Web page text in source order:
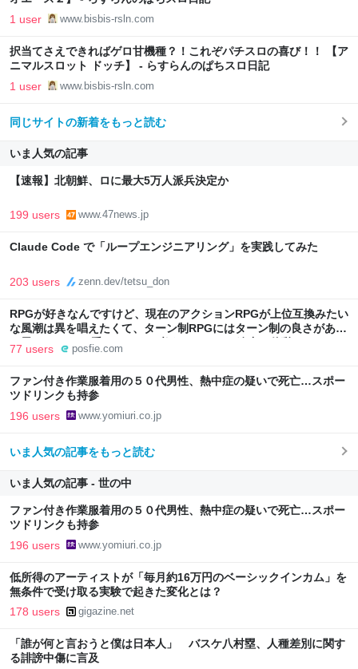
1 user www.bisbis-rsln.com
択当てさえできればゲロ甘機種？！これぞパチスロの喜び！！ 【ア
ニマルスロット ドッチ】 - らすらんのぱちスロ日記
1 user www.bisbis-rsln.com
同じサイトの新着をもっと読む
いま人気の記事
【速報】北朝鮮、ロに最大5万人派兵決定か
199 users www.47news.jp
Claude Code で「ループエンジニアリング」を実践してみた
203 users zenn.dev/tetsu_don
RPGが好きなんですけど、現在のアクションRPGが上位互換みたい
な風潮は異を唱えたくて、ターン制RPGにはターン制の良さがある
と思ってます 一手をじっくり考えられたり、途中で休憩したりでき
るのがターン制の良さじゃないですか もっとターン制を煮詰めて欲
しい→「既出だと思うがここはオクトパストラベラーを推したい
(´・ω・｀)」
77 users posfie.com
ファン付き作業服着用の５０代男性、熱中症の疑いで死亡…スポー
ツドリンクも持参
196 users www.yomiuri.co.jp
いま人気の記事をもっと読む
いま人気の記事 - 世の中
ファン付き作業服着用の５０代男性、熱中症の疑いで死亡…スポー
ツドリンクも持参
196 users www.yomiuri.co.jp
低所得のアーティストが「毎月約16万円のベーシックインカム」を
無条件で受け取る実験で起きた変化とは？
178 users gigazine.net
「誰が何と言おうと僕は日本人」 バスケ八村塁、人種差別に関す
る誹謗中傷に言及